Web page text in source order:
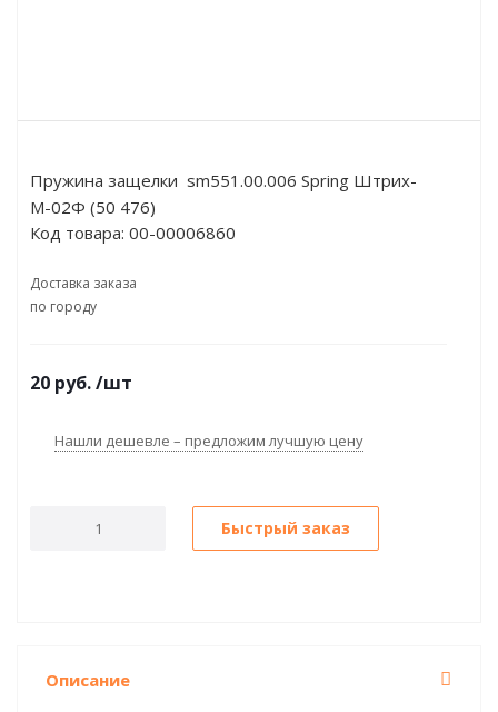
Пружина защелки sm551.00.006 Spring Штрих-
М-02Ф (50 476)
Код товара: 00-00006860
Доставка заказа
по городу
20 руб./шт
Нашли дешевле – предложим лучшую цену
Быстрый заказ
Описание